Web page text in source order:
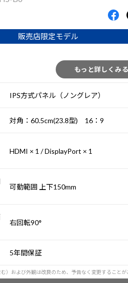
販売店限定モデル
もっと詳しくみ
IPS方式パネル（ノングレア）
対角：60.5cm(23.8型) 16：9
HDMI × 1 / DisplayPort × 1
可動範囲 上下150mm
右回転90°
5年間保証